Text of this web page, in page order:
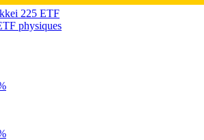
225 ETF
physiques